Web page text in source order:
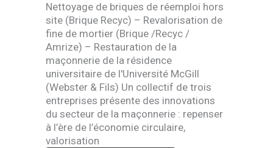
Nettoyage de briques de réemploi hors
site (Brique Recyc) – Revalorisation de
fine de mortier (Brique /Recyc /
Amrize) – Restauration de la
maçonnerie de la résidence
universitaire de l'Université McGill
(Webster & Fils) Un collectif de trois
entreprises présente des innovations
du secteur de la maçonnerie : repenser
à l’ère de l’économie circulaire,
valorisation